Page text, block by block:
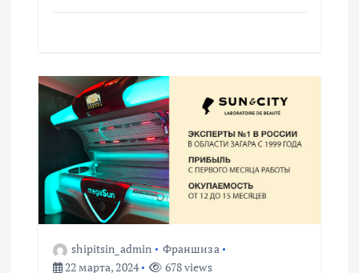
shipitsin_admin
Франшиза
22 марта, 2024
678 views